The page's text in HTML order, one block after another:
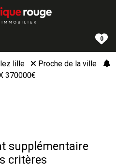
0
lille
Proche de la ville
370000€
supplémentaire
critères